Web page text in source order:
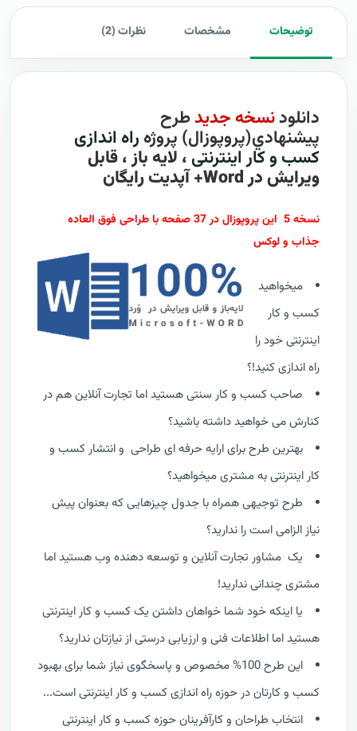
توضیحات مشخصات نظرات (2)
دانلودنسخه جدیدطرح
پيشنهادي(پروپوزال) پروژه راه اندازی
کسب و کار اینترنتی ، لایه باز ، قابل
ویرایش در Word+ آپدیت رایگان
نسخه 5 این پروپوزال در 37 صفحه با طراحی فوق العاده
جذاب و لوکس
میخواهید
کسب و کار
اینترنتی خود را
راه اندازی کنید!؟
صاحب کسب و کار سنتی هستید اما تجارت آنلاین هم در
کنارش می خواهید داشته باشید؟
بهترین طرح برای ارایه حرفه ای طراحی و انتشار کسب و
کار اینترنتی به مشتری میخواهید؟
طرح توجیهی همراه با جدول چیزهایی که بعنوان پیش
نیاز الزامی است را ندارید؟
یک مشاور تجارت آنلاین و توسعه دهنده وب هستید اما
مشتری چندانی ندارید!
یا اینکه خود شما خواهان داشتن یک کسب و کار اینترنتی
هستید اما اطلاعات فنی و ارزیابی درستی از نیازتان ندارید؟
این طرح 100% مخصوص و پاسخگوی نیاز شما برای بهبود
کسب و کارتان در حوزه راه اندازی کسب و کار اینترنتی است...
انتخاب طراحان و کارآفرینان حوزه کسب و کار اینترنتی